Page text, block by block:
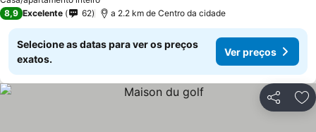
8,9 Excelente 62 a 2.2 km de Centro da cidade
Selecione as datas para ver os preços
exatos.
Ver preços
Partilhar